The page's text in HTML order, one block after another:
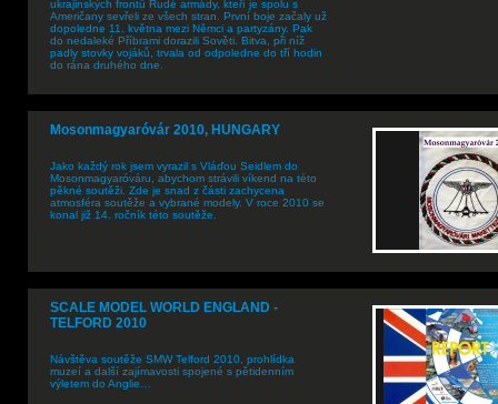
ukrajinských frontů Rudé armády, kteří je spolu s
Američany sevřeli ze všech stran. První boje začaly už
dopoledne 11. května mezi Němci a partyzány. Pak
do nedaleké Příbrami dorazili Sověti. Bitva, při níž
padly stovky vojáků, trvala od odpoledne do tří hodin
do rána druhého dne.
Mosonmagyaróvár 2010, HUNGARY
Jako každý rok jsem vyrazil s Vláďou Seidlem do
Mosonmagyaróváru, abychom strávili víkend na této
pěkné soutěži. Zde je snad z části zachycena
atmosféra soutěže a vybrané modely. V roce 2010 se
konal již 14. ročník této soutěže.
SCALE MODEL WORLD ENGLAND -
TELFORD 2010
Návštěva soutěže SMW Telford 2010, prohlídka
muzeí a další zajímavosti spojené s pětidenním
výletem do Anglie…